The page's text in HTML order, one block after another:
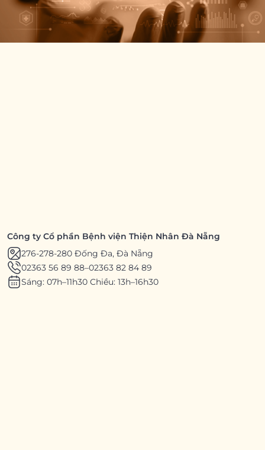
Công ty Cổ phần Bệnh viện Thiện Nhân Đà Nẵng
276-278-280 Đống Đa, Đà Nẵng
02363 56 89 88–02363 82 84 89
Sáng: 07h–11h30 Chiều: 13h–16h30